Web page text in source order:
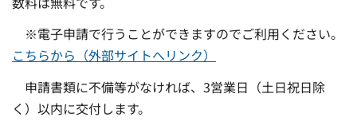
※電子申請で行うことができますのでご利用ください。
こちらから（外部サイトへリンク）
申請書類に不備等がなければ、3営業日（土日祝日除
く）以内に交付します。